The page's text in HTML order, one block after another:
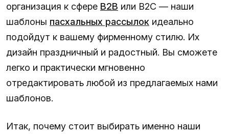
организация к сфере B2B или B2C — наши
шаблоны пасхальных рассылок идеально
подойдут к вашему фирменному стилю. Их
дизайн праздничный и радостный. Вы сможете
легко и практически мгновенно
отредактировать любой из предлагаемых нами
шаблонов.
Итак, почему стоит выбирать именно наши